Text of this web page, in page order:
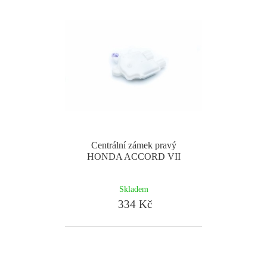
Centrální zámek pravý
HONDA ACCORD VII
Skladem
334 Kč